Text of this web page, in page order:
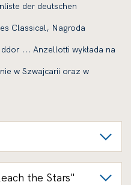
der deutschen
Classical, Nagroda
... Anzellotti wykłada na
w Szwajcarii oraz w
the Stars"